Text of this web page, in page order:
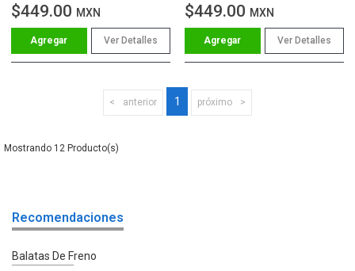
$449.00 MXN
Ver Detalles
$449.00 MXN
Ver Detalles
anterior 1 próximo
12
Recomendaciones
Balatas De Freno